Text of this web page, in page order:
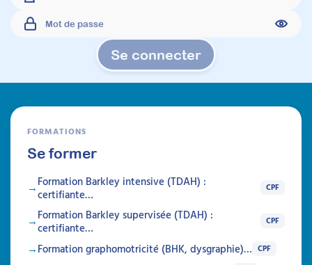
Se connecter
FORMATIONS
Se former
Formation Barkley intensive (TDAH) :
certifiante…
CPF
Formation Barkley supervisée (TDAH) :
certifiante…
CPF
Formation graphomotricité (BHK, dysgraphie)… CPF